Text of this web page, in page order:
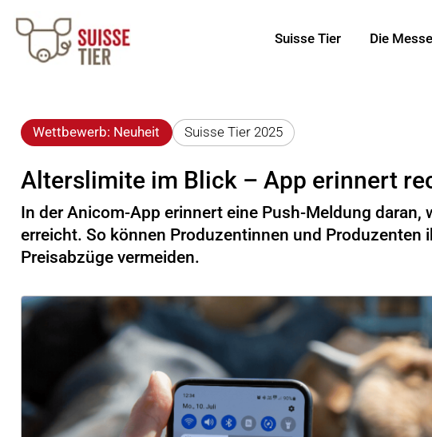
Suisse Tier Die Messe
Wettbewerb: Neuheit Suisse Tier 2025
Alterslimite im Blick – App erinnert
In der Anicom-App erinnert eine Push-Meldung daran,
erreicht. So können Produzentinnen und Produzenten
Preisabzüge vermeiden.